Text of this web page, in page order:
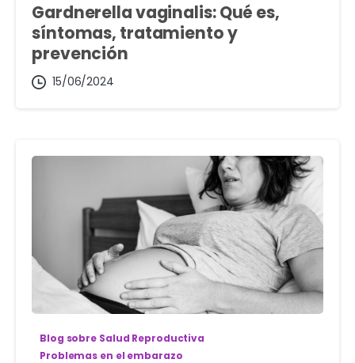
Gardnerella vaginalis: Qué es,
síntomas, tratamiento y
prevención
15/06/2024
Blog sobre Salud Reproductiva
Problemas en el embarazo